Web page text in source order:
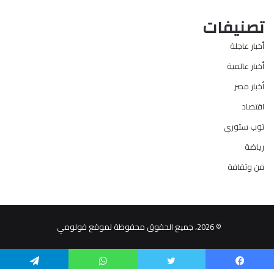
تصنيفات
أخبار عاجلة
أخبار عالمية
أخبار مصر
اقتصاد
توب ستوري
رياضة
فن وثقافة
© 2026، جميع الحقوق محفوظة لموقع فولومي